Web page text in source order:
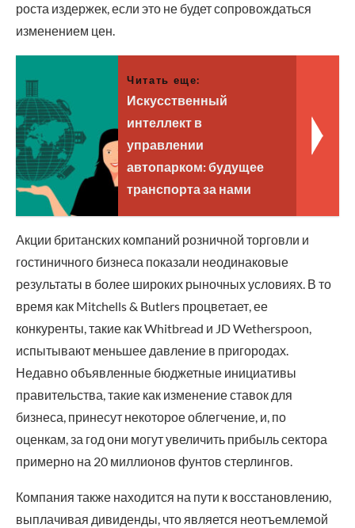
роста издержек, если это не будет сопровождаться
изменением цен.
Читать еще:
Искусственный
интеллект в
управлении
автопарком: будущее
транспорта за нами
Акции британских компаний розничной торговли и
гостиничного бизнеса показали неодинаковые
результаты в более широких рыночных условиях. В то
время как Mitchells & Butlers процветает, ее
конкуренты, такие как Whitbread и JD Wetherspoon,
испытывают меньшее давление в пригородах.
Недавно объявленные бюджетные инициативы
правительства, такие как изменение ставок для
бизнеса, принесут некоторое облегчение, и, по
оценкам, за год они могут увеличить прибыль сектора
примерно на 20 миллионов фунтов стерлингов.
Компания также находится на пути к восстановлению,
выплачивая дивиденды, что является неотъемлемой